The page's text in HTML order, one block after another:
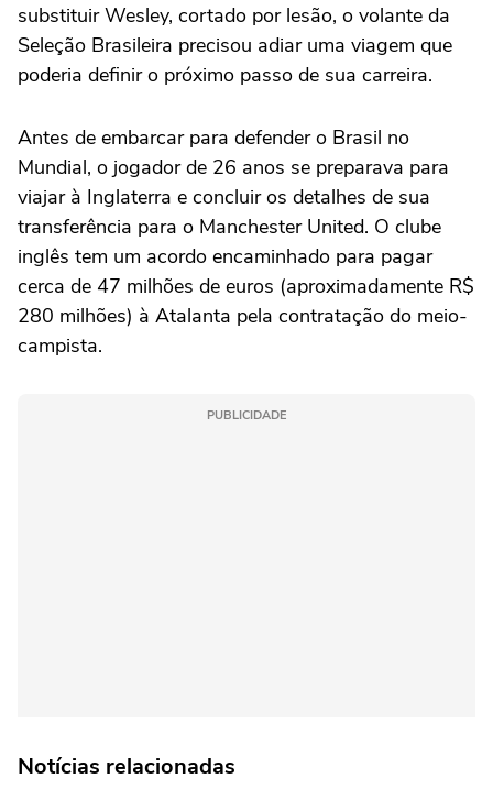
substituir Wesley, cortado por lesão, o volante da
Seleção Brasileira precisou adiar uma viagem que
poderia definir o próximo passo de sua carreira.
Antes de embarcar para defender o Brasil no
Mundial, o jogador de 26 anos se preparava para
viajar à Inglaterra e concluir os detalhes de sua
transferência para o Manchester United. O clube
inglês tem um acordo encaminhado para pagar
cerca de 47 milhões de euros (aproximadamente R$
280 milhões) à Atalanta pela contratação do meio-
campista.
PUBLICIDADE
Notícias relacionadas